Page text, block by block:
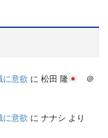
に意欲 に 松田 隆
＠
に意欲 に ナナシ より